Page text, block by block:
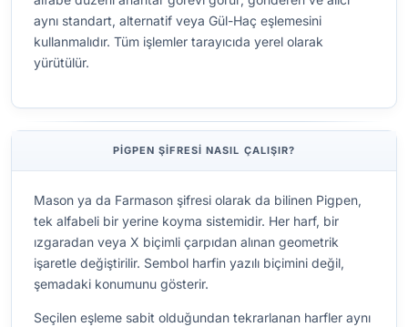
aynı standart, alternatif veya Gül-Haç eşlemesini
kullanmalıdır. Tüm işlemler tarayıcıda yerel olarak
yürütülür.
PIGPEN ŞIFRESI NASIL ÇALIŞIR?
Mason ya da Farmason şifresi olarak da bilinen Pigpen,
tek alfabeli bir yerine koyma sistemidir. Her harf, bir
ızgaradan veya X biçimli çarpıdan alınan geometrik
işaretle değiştirilir. Sembol harfin yazılı biçimini değil,
şemadaki konumunu gösterir.
Seçilen eşleme sabit olduğundan tekrarlanan harfler aynı